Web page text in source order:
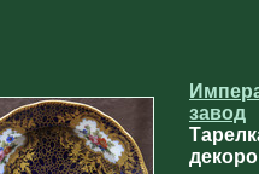
завод